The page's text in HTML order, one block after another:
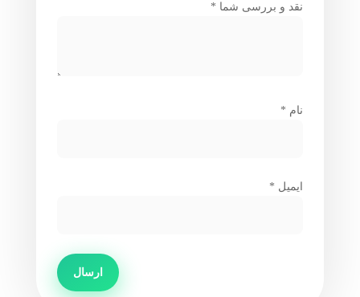
نقد و بررسی شما *
نام *
ایمیل *
ارسال